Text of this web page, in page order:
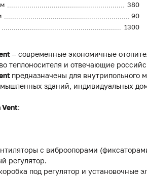
380
90
1300
– современные экономичные
теплоносителя и отвечающие
предназначены для внутрипольного
зданий, индивидуальных
Vent:
с виброопорами
регулятор.
под регулятор и установочные